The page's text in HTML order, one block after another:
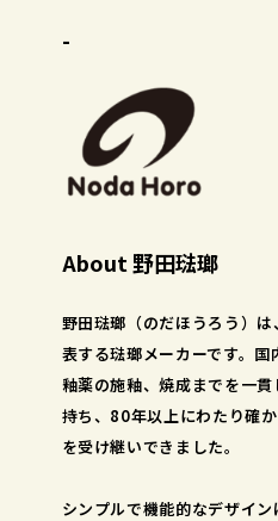
-
About 野田琺瑯
野田琺瑯（のだほうろう）
表する琺瑯メーカーです。
釉薬の施釉、焼成までを一
持ち、80年以上にわたり確
を受け継いできました。
シンプルで機能的なデザイ